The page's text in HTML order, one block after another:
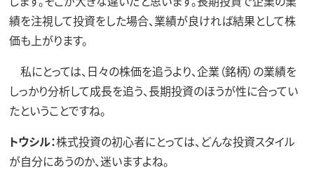
績を注視して投資をした場合、業績が良ければ結果として株
価も上がります。
私にとっては、日々の株価を追うより、企業（銘柄）の業績を
しっかり分析して成長を追う、長期投資のほうが性に合ってい
たということですね。
トウシル：株式投資の初心者にとっては、どんな投資スタイル
が自分にあうのか、迷いますよね。